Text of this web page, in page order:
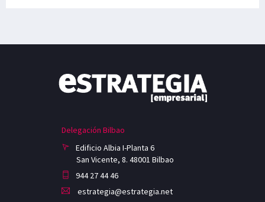
Delegación Bilbao
Edificio Albia I-Planta 6
San Vicente, 8. 48001 Bilbao
944 27 44 46
estrategia@estrategia.net